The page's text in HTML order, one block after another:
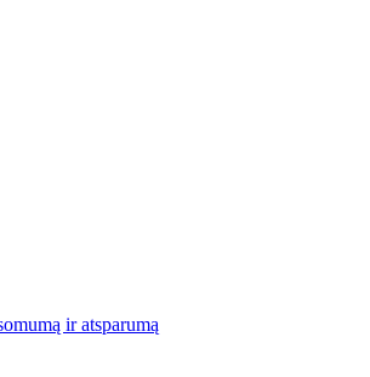
ir atsparumą